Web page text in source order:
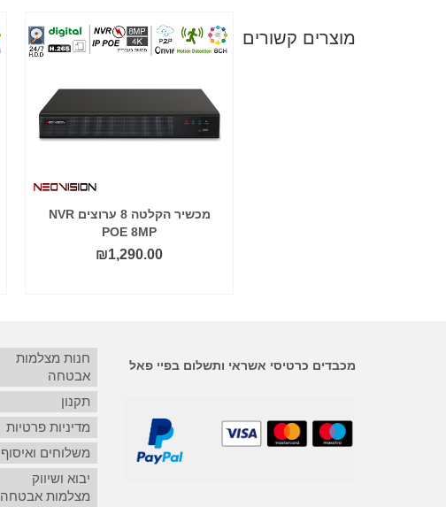
מוצרים קשורים
מכשיר הקלטה 8 ערוצים NVR
POE 8MP
₪1,290.00
מכבדים כרטיסי אשראי ותשלום בפיי פאל
חנות מצלמות
אבטחה
תקנון
מדיניות פרטיות
משלוחים ואיסוף
יבוא ושיווק
מצלמות אבטחה